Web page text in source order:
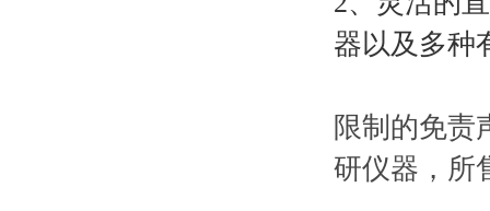
器以及多种
限制的免责
研仪器，所